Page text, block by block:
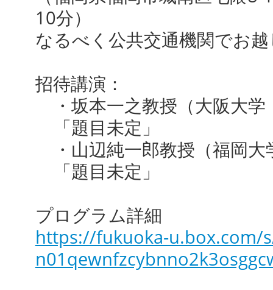
10分）
なるべく公共交通機関でお
招待講演：
・坂本一之教授（大阪大
「題目未定」
・山辺純一郎教授（福岡
「題目未定」
プログラム詳細
https://fukuoka-u.box.com/